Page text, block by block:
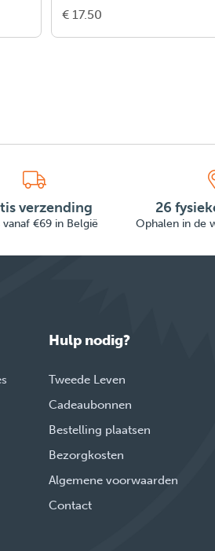
€ 17.50
verzending
vanaf €69 in België
26
Ophalen in de
Hulp nodig?
Tweede Leven
Cadeaubonnen
Bestelling plaatsen
Bezorgkosten
Algemene voorwaarden
Contact